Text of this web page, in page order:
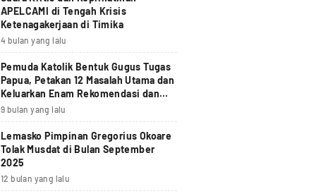
APELCAMI di Tengah Krisis
Ketenagakerjaan di Timika
4 bulan yang lalu
Pemuda Katolik Bentuk Gugus Tugas
Papua, Petakan 12 Masalah Utama dan
Keluarkan Enam Rekomendasi dan
Seruan Moral Nasional
9 bulan yang lalu
Lemasko Pimpinan Gregorius Okoare
Tolak Musdat di Bulan September
2025
12 bulan yang lalu